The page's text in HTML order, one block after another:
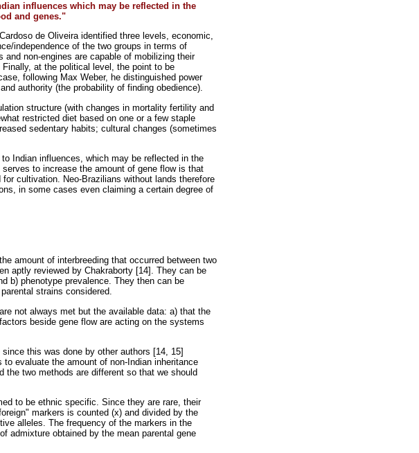
influences which may be reflected in the
and genes."
de Oliveira identified three levels, economic,
independence of the two groups in terms of
non-engines are capable of mobilizing their
at the political level, the point to be
following Max Weber, he distinguished power
authority (the probability of finding obedience).
structure (with changes in mortality fertility and
restricted diet based on one or a few staple
sedentary habits; cultural changes (sometimes
Indian influences, which may be reflected in the
to increase the amount of gene flow is that
cultivation. Neo-Brazilians without lands therefore
in some cases even claiming a certain degree of
amount of interbreeding that occurred between two
aptly reviewed by Chakraborty [14]. They can be
b) phenotype prevalence. They then can be
strains considered.
not always met but the available data: a) that the
beside gene flow are acting on the systems
this was done by other authors [14, 15]
evaluate the amount of non-Indian inheritance
the two methods are different so that we should
to be ethnic specific. Since they are rare, their
markers is counted (x) and divided by the
alleles. The frequency of the markers in the
admixture obtained by the mean parental gene